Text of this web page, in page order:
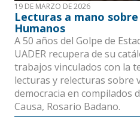
19 DE MARZO DE 2026
Lecturas a mano
Humanos
A 50 años del Golpe de
UADER recupera de su
trabajos vinculados con la
lecturas y relecturas sobre
democracia en compilados
Causa, Rosario Badano.